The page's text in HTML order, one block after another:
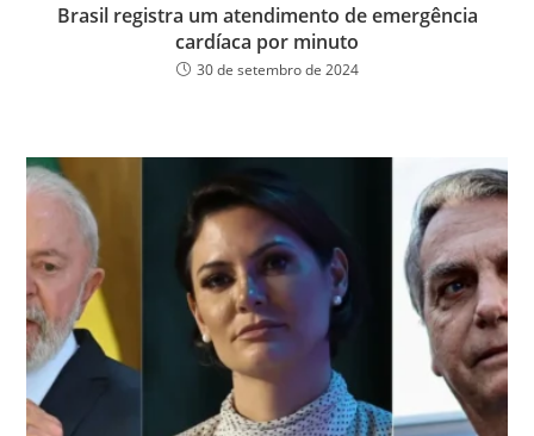
Brasil registra um atendimento de emergência
cardíaca por minuto
30 de setembro de 2024